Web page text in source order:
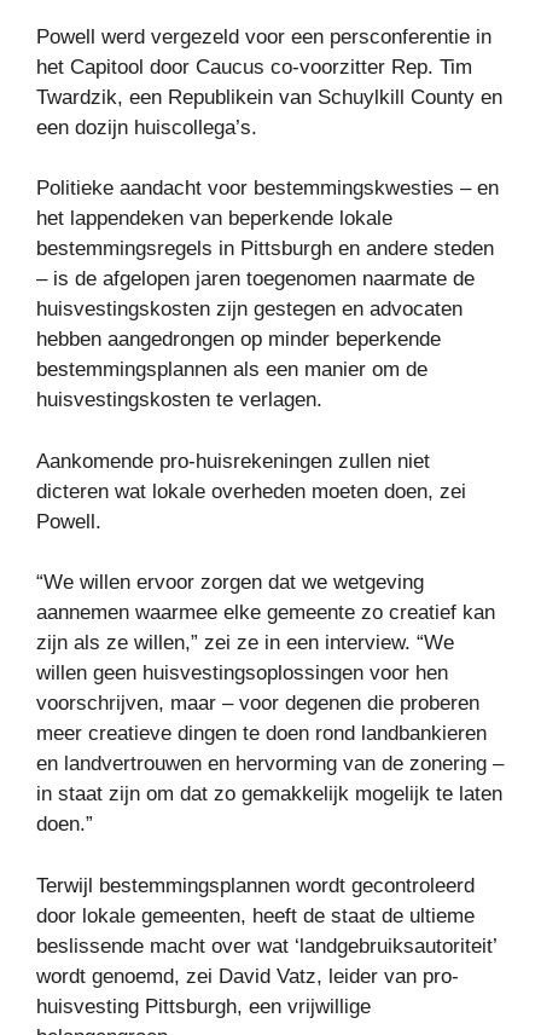
Powell werd vergezeld voor een persconferentie in
het Capitool door Caucus co-voorzitter Rep. Tim
Twardzik, een Republikein van Schuylkill County en
een dozijn huiscollega’s.
Politieke aandacht voor bestemmingskwesties – en
het lappendeken van beperkende lokale
bestemmingsregels in Pittsburgh en andere steden
– is de afgelopen jaren toegenomen naarmate de
huisvestingskosten zijn gestegen en advocaten
hebben aangedrongen op minder beperkende
bestemmingsplannen als een manier om de
huisvestingskosten te verlagen.
Aankomende pro-huisrekeningen zullen niet
dicteren wat lokale overheden moeten doen, zei
Powell.
“We willen ervoor zorgen dat we wetgeving
aannemen waarmee elke gemeente zo creatief kan
zijn als ze willen,” zei ze in een interview. “We
willen geen huisvestingsoplossingen voor hen
voorschrijven, maar – voor degenen die proberen
meer creatieve dingen te doen rond landbankieren
en landvertrouwen en hervorming van de zonering –
in staat zijn om dat zo gemakkelijk mogelijk te laten
doen.”
Terwijl bestemmingsplannen wordt gecontroleerd
door lokale gemeenten, heeft de staat de ultieme
beslissende macht over wat ‘landgebruiksautoriteit’
wordt genoemd, zei David Vatz, leider van pro-
huisvesting Pittsburgh, een vrijwillige